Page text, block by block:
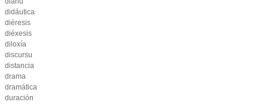
didáutica
diéresis
diéxesis
diloxía
discursu
distancia
drama
dramática
duración